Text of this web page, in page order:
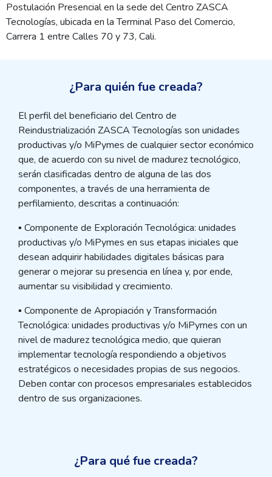
Postulación Presencial en la sede del Centro ZASCA
Tecnologías, ubicada en la Terminal Paso del Comercio,
Carrera 1 entre Calles 70 y 73, Cali.
¿Para quién fue creada?
El perfil del beneficiario del Centro de
Reindustrialización ZASCA Tecnologías son unidades
productivas y/o MiPymes de cualquier sector económico
que, de acuerdo con su nivel de madurez tecnológico,
serán clasificadas dentro de alguna de las dos
componentes, a través de una herramienta de
perfilamiento, descritas a continuación:
▪ Componente de Exploración Tecnológica: unidades
productivas y/o MiPymes en sus etapas iniciales que
desean adquirir habilidades digitales básicas para
generar o mejorar su presencia en línea y, por ende,
aumentar su visibilidad y crecimiento.
▪ Componente de Apropiación y Transformación
Tecnológica: unidades productivas y/o MiPymes con un
nivel de madurez tecnológica medio, que quieran
implementar tecnología respondiendo a objetivos
estratégicos o necesidades propias de sus negocios.
Deben contar con procesos empresariales establecidos
dentro de sus organizaciones.
¿Para qué fue creada?